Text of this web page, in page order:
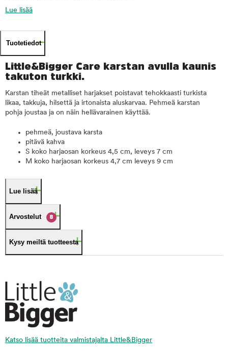
Lue lisää
Tuotetiedot
Little&Bigger Care karstan avulla kaunis
takuton turkki.
Karstan tiheät metalliset harjakset poistavat tehokkaasti turkista
likaa, takkuja, hilsettä ja irtonaista aluskarvaa. Pehmeä karstan
pohja joustaa ja on näin hellävarainen käyttää.
pehmeä, joustava karsta
pitävä kahva
S koko harjaosan korkeus 4,5 cm, leveys 7 cm
M koko harjaosan korkeus 4,7 cm leveys 9 cm
Lue lisää
Arvostelut 8
Kysy meiltä tuotteesta
Katso lisää tuotteita valmistajalta Little&Bigger